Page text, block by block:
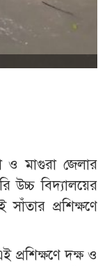
ও মাগুরা জেলার
উচ্চ বিদ্যালয়ের
প্রশিক্ষণে
প্রশিক্ষণে দক্ষ ও